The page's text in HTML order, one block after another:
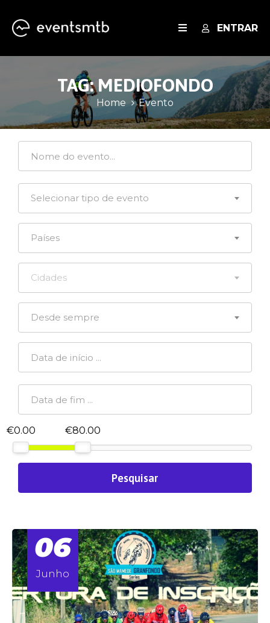
BLOG
ENTRAR
TAG:MEDIOFONDO
Home Evento
Selecionar tipo de evento
Países
Cidades
Desde sempre
€0.00 €80.00
06
Junho